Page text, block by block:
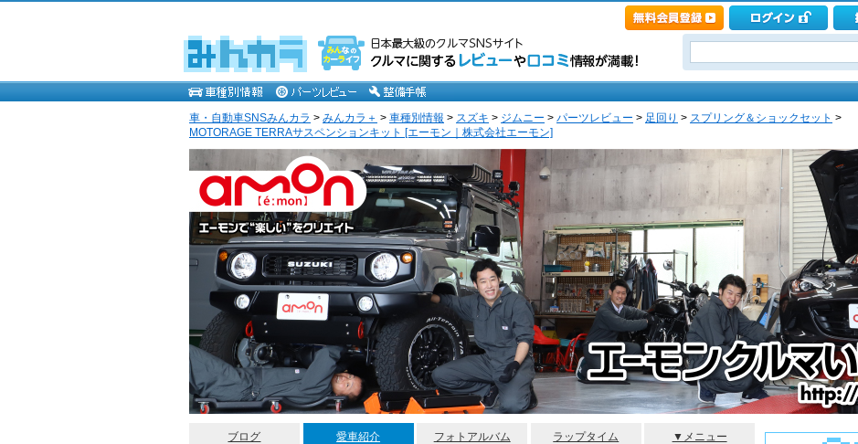
車・自動車SNSみんカラ > みんカラ＋ > 車種別情報 > スズキ > ジムニー > パーツレビュー > 足回り > スプリング＆ショックセット >
MOTORAGE TERRAサスペンションキット [エーモン｜株式会社エーモン]
ブログ 愛車紹介 フォトアルバム ラップタイム ▼メニュー